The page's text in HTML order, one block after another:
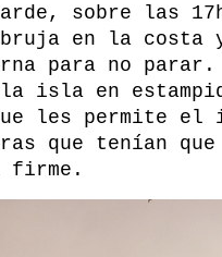
sobre las
en la costa
para no parar.
isla en
les permite
que tenían
firme.